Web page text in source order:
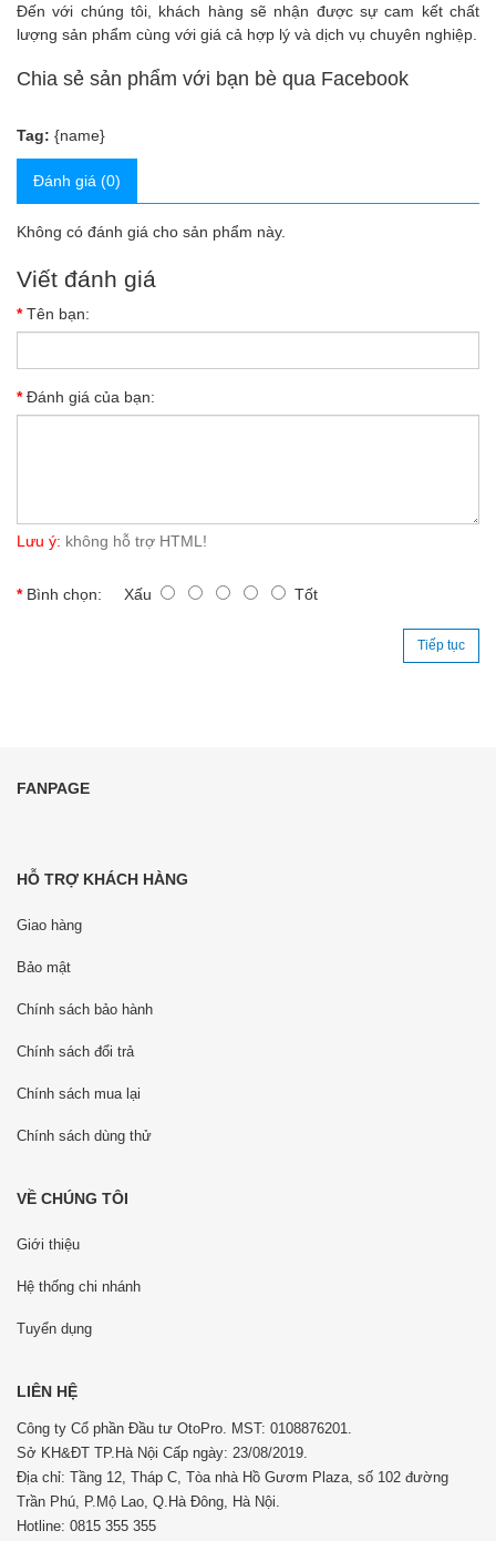
Đến với chúng tôi, khách hàng sẽ nhận được sự cam kết chất
lượng sản phẩm cùng với giá cả hợp lý và dịch vụ chuyên nghiệp.
Chia sẻ sản phẩm với bạn bè qua Facebook
Tag: {name}
Đánh giá (0)
Không có đánh giá cho sản phẩm này.
Viết đánh giá
Tên bạn:
Đánh giá của bạn:
Lưu ý: không hỗ trợ HTML!
Bình chọn: Xấu Tốt
Tiếp tục
FANPAGE
HỖ TRỢ KHÁCH HÀNG
Giao hàng
Bảo mật
Chính sách bảo hành
Chính sách đổi trả
Chính sách mua lại
Chính sách dùng thử
VỀ CHÚNG TÔI
Giới thiệu
Hệ thống chi nhánh
Tuyển dụng
LIÊN HỆ
Công ty Cổ phần Đầu tư OtoPro. MST: 0108876201.
Sở KH&ĐT TP.Hà Nội Cấp ngày: 23/08/2019.
Địa chỉ: Tầng 12, Tháp C, Tòa nhà Hồ Gươm Plaza, số 102 đường
Trần Phú, P.Mộ Lao, Q.Hà Đông, Hà Nội.
Hotline: 0815 355 355